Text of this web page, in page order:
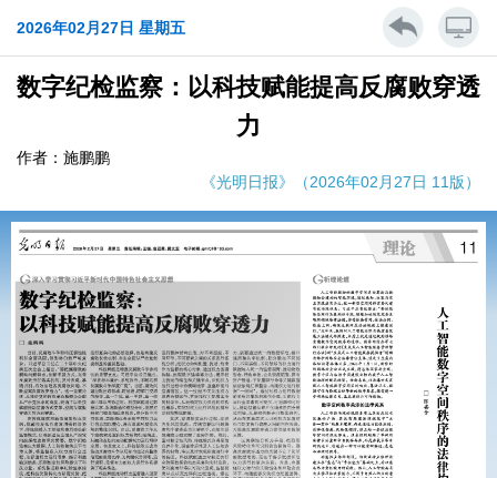
2026年02月27日 星期五
数字纪检监察：以科技赋能提高反腐败穿透
力
作者：施鹏鹏
《光明日报》（2026年02月27日 11版）